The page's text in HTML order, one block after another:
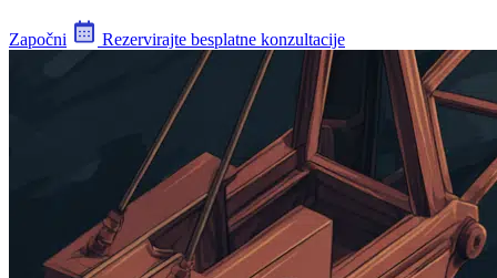
Započni Rezervirajte besplatne konzultacije